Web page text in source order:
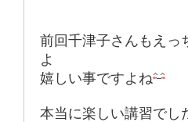
前回千津子さんもえっ
よ
嬉しい事ですよね
本当に楽しい講習でし